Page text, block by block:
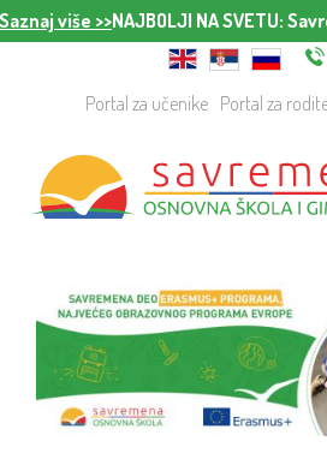
više >>NAJBOLJI NA SVETU:
Portal za učenike Portal za